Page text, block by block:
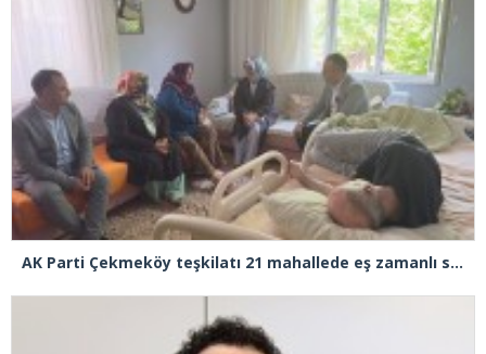
AK Parti Çekmeköy teşkilatı 21 mahallede eş zamanlı sahaya indi